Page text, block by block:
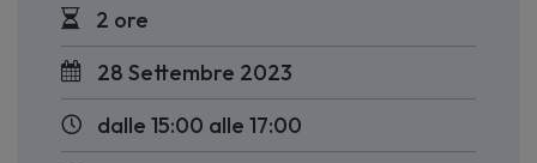
2 ore
28 Settembre 2023
dalle 15:00 alle 17:00